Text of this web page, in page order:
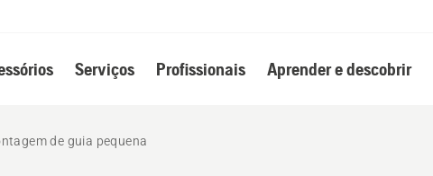
Serviços Profissionais Aprender e descobrir
de guia pequena